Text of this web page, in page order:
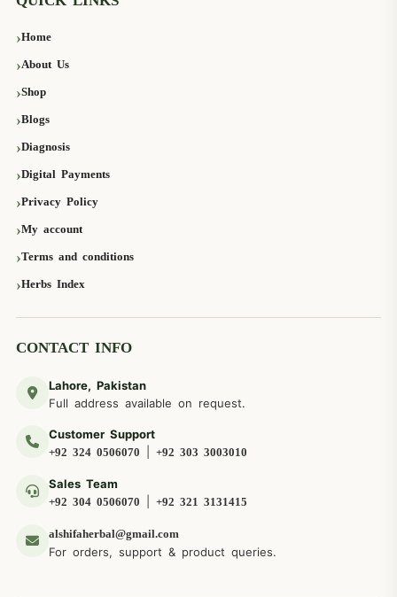
Home
About Us
Shop
Blogs
Diagnosis
Digital Payments
Privacy Policy
My account
Terms and conditions
Herbs Index
CONTACT INFO
Lahore, Pakistan
Full address available on request.
Customer Support
+92 324 0506070 +92 303 3003010
Sales Team
+92 304 0506070 +92 321 3131415
alshifaherbal@gmail.com
For orders, support & product queries.